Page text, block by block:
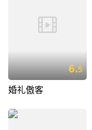
6.5
婚礼傲客